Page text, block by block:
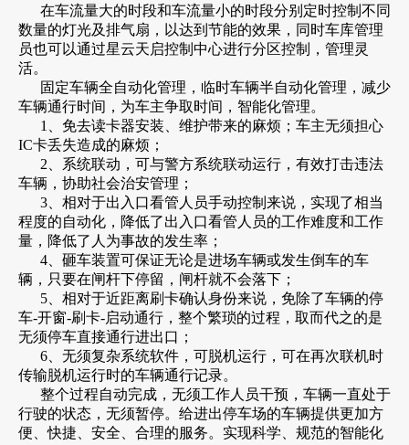
在车流量大的时段和车流量小的时段分别定时控制不同
数量的灯光及排气扇，以达到节能的效果，同时车库管理
员也可以通过星云天启控制中心进行分区控制，管理灵
活。
固定车辆全自动化管理，临时车辆半自动化管理，减少
车辆通行时间，为车主争取时间，智能化管理。
1、免去读卡器安装、维护带来的麻烦；车主无须担心
IC卡丢失造成的麻烦；
2、系统联动，可与警方系统联动运行，有效打击违法
车辆，协助社会治安管理；
3、相对于出入口看管人员手动控制来说，实现了相当
程度的自动化，降低了出入口看管人员的工作难度和工作
量，降低了人为事故的发生率；
4、砸车装置可保证无论是进场车辆或发生倒车的车
辆，只要在闸杆下停留，闸杆就不会落下；
5、相对于近距离刷卡确认身份来说，免除了车辆的停
车-开窗-刷卡-启动通行，整个繁琐的过程，取而代之的是
无须停车直接通行进出口；
6、无须复杂系统软件，可脱机运行，可在再次联机时
传输脱机运行时的车辆通行记录。
整个过程自动完成，无须工作人员干预，车辆一直处于
行驶的状态，无须暂停。给进出停车场的车辆提供更加方
便、快捷、安全、合理的服务。实现科学、规范的智能化